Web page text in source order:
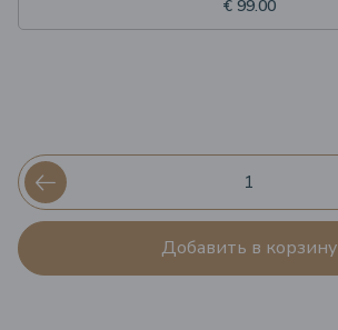
€ 99.00
Добавить в корзину